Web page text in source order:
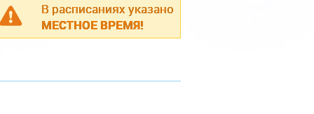
В расписаниях указано
МЕСТНОЕ ВРЕМЯ!